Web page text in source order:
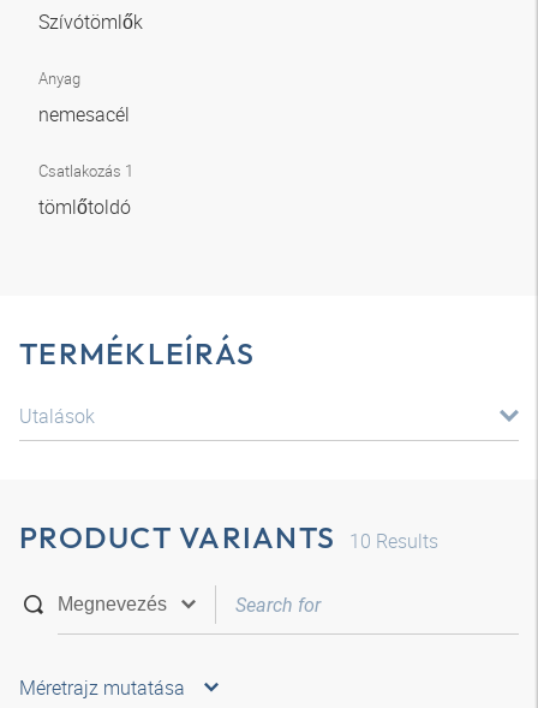
Szívótömlők
Anyag
nemesacél
Csatlakozás 1
tömlőtoldó
TERMÉKLEÍRÁS
Utalások
PRODUCT VARIANTS 10 Results
Méretrajz mutatása